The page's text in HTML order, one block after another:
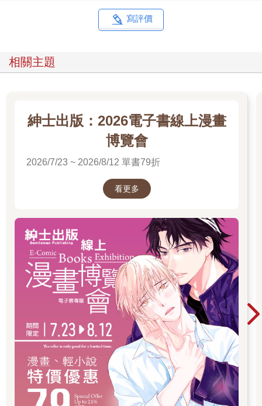
寫評價
相關主題
紳士出版：2026電子書線上漫畫
博覽會
2026/7/23 ~ 2026/8/12 單書79折
看更多